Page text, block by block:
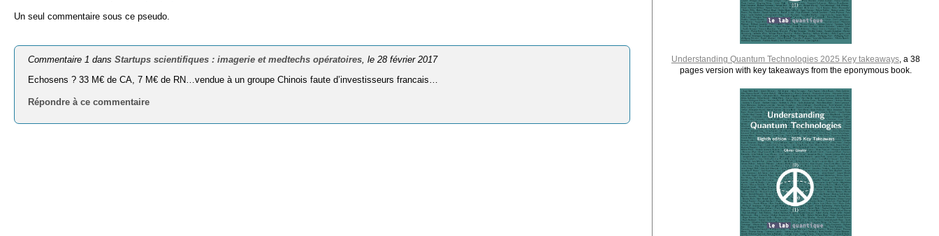
Un seul commentaire sous ce pseudo.
Commentaire 1 dansStartups scientifiques : imagerie et medtechs opératoires , le 28 février 2017
Echosens ? 33 M€ de CA, 7 M€ de RN…vendue à un groupe Chinois faute d’investisseurs francais…
Répondre à ce commentaire
Understanding Quantum Technologies 2025 Key takeaways, a 38
pages version with key takeaways from the eponymous book.